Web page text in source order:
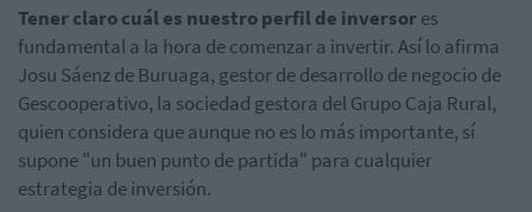
Tener claro cuál es nuestro perfil de inversores
fundamental a la hora de comenzar a invertir. Así lo afirma
Josu Sáenz de Buruaga, gestor de desarrollo de negocio de
Gescooperativo, la sociedad gestora del Grupo Caja Rural,
quien considera que aunque no es lo más importante, sí
supone "un buen punto de partida" para cualquier
estrategia de inversión.